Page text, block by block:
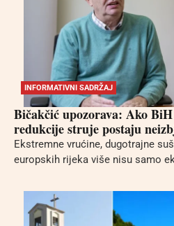
INFORMATIVNI SADRŽAJ
Bičakčić upozorava: Ako
redukcije struje postaju
Ekstremne vrućine, dugotrajne
europskih rijeka više nisu samo